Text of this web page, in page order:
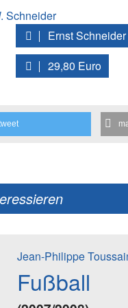
Schneider
Ernst Schneider
29,80 Euro
Jean-Philippe
Fußball